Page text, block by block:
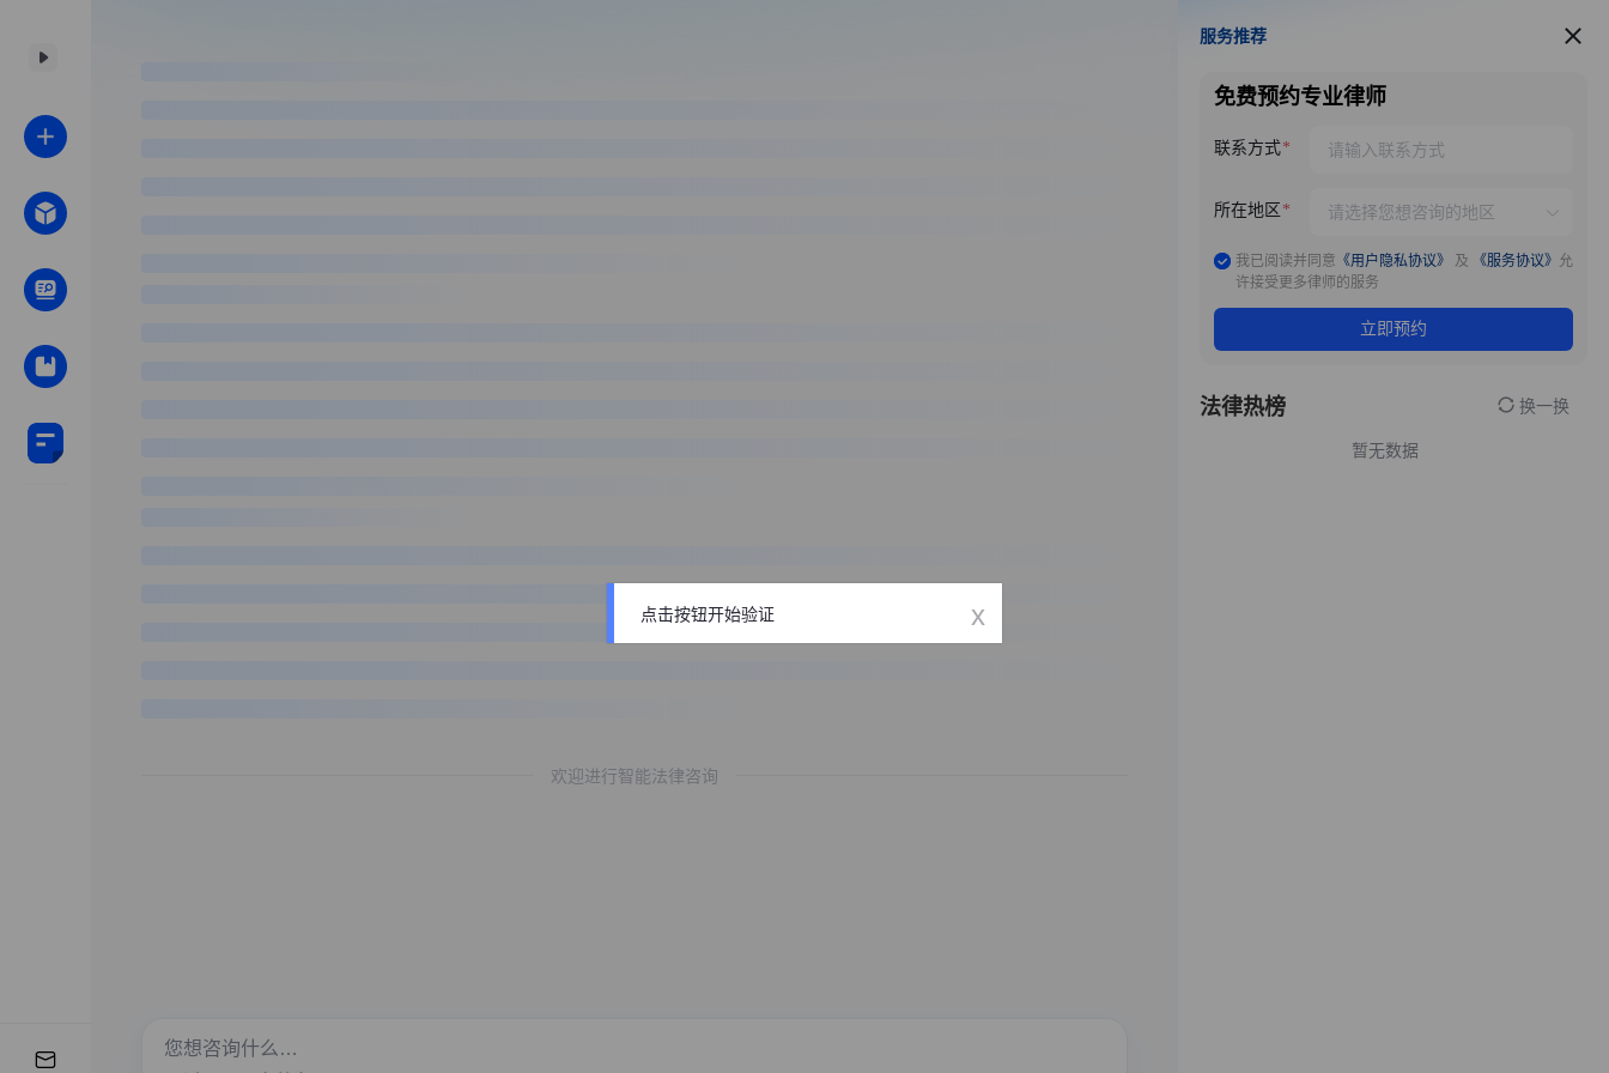
欢迎进行智能法律咨询
服务推荐
服务推荐
免费预约专业律师
联系方式
所在地区
我已阅读并同意 《用户隐私协议》 及 《服务协议》 允
许接受更多律师的服务
立即预约
法律热榜 换一换
暂无数据
点击按钮开始验证 x